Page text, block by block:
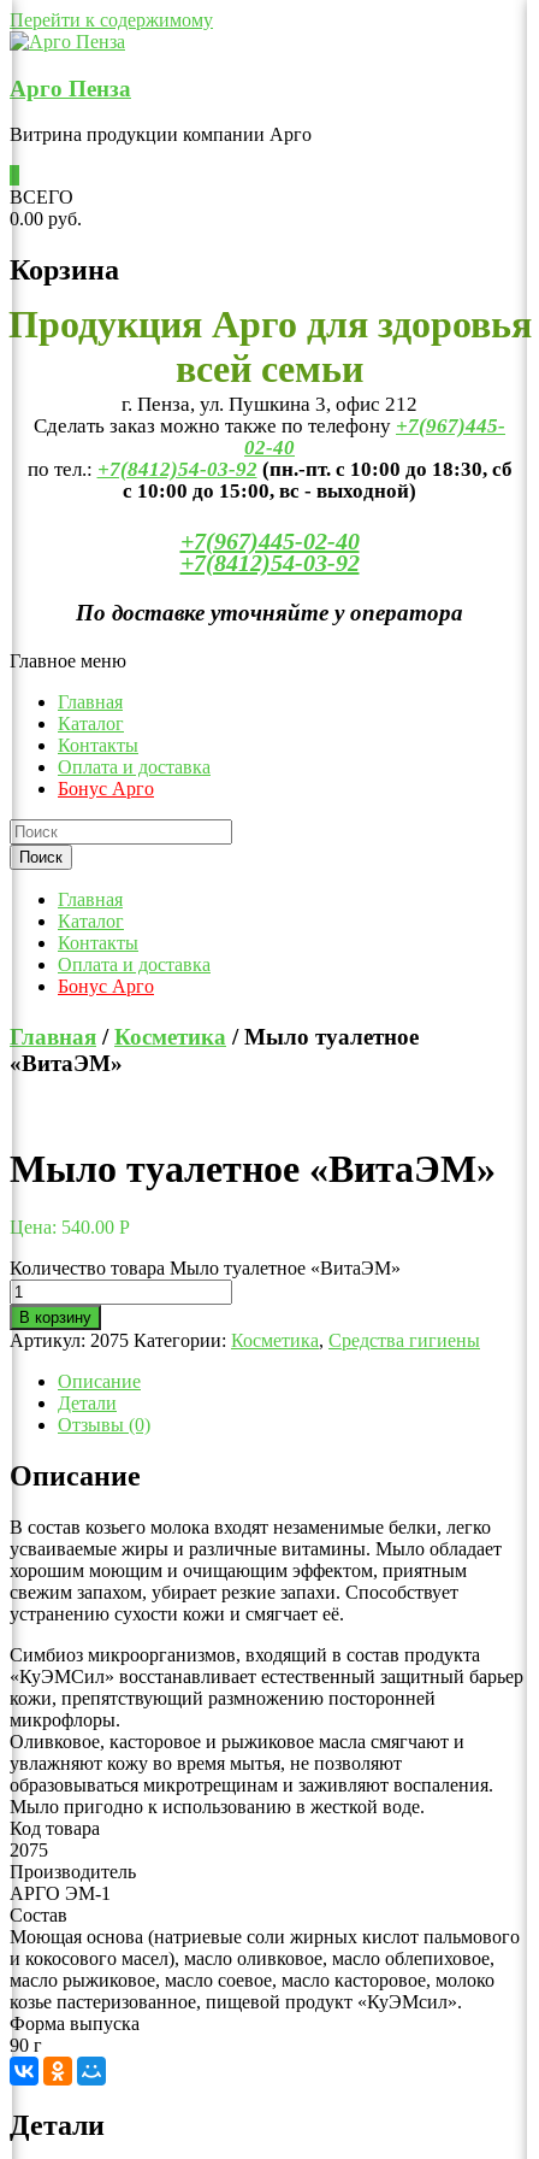
Перейти к содержимому
Арго Пенза
Витрина продукции компании Арго
ВСЕГО
0.00 руб.
Корзина
Продукция Арго для здоровья
всей семьи
г. Пенза, ул. Пушкина 3, офис 212
Сделать заказ можно также по телефону +7(967)445-
02-40
по тел.: +7(8412)54-03-92 (пн.-пт. с 10:00 до 18:30, сб
с 10:00 до 15:00, вс - выходной)
+7(967)445-02-40
+7(8412)54-03-92
По доставке уточняйте у оператора
Главное меню
Главная
Каталог
Контакты
Оплата и доставка
Бонус Арго
Главная
Каталог
Контакты
Оплата и доставка
Бонус Арго
Главная /Косметика / Мыло туалетное
«ВитаЭМ»
Мыло туалетное «ВитаЭМ»
Цена: 540.00 Р
Количество товара Мыло туалетное «ВитаЭМ»
В корзину
Артикул: 2075 Категории: Косметика, Средства гигиены
Описание
Детали
Отзывы (0)
Описание
В состав козьего молока входят незаменимые белки, легко
усваиваемые жиры и различные витамины. Мыло обладает
хорошим моющим и очищающим эффектом, приятным
свежим запахом, убирает резкие запахи. Способствует
устранению сухости кожи и смягчает её.
Симбиоз микроорганизмов, входящий в состав продукта
«КуЭМСил» восстанавливает естественный защитный барьер
кожи, препятствующий размножению посторонней
микрофлоры.
Оливковое, касторовое и рыжиковое масла смягчают и
увлажняют кожу во время мытья, не позволяют
образовываться микротрещинам и заживляют воспаления.
Мыло пригодно к использованию в жесткой воде.
Код товара
2075
Производитель
АРГО ЭМ-1
Состав
Моющая основа (натриевые соли жирных кислот пальмового
и кокосового масел), масло оливковое, масло облепиховое,
масло рыжиковое, масло соевое, масло касторовое, молоко
козье пастеризованное, пищевой продукт «КуЭМсил».
Форма выпуска
90 г
Детали